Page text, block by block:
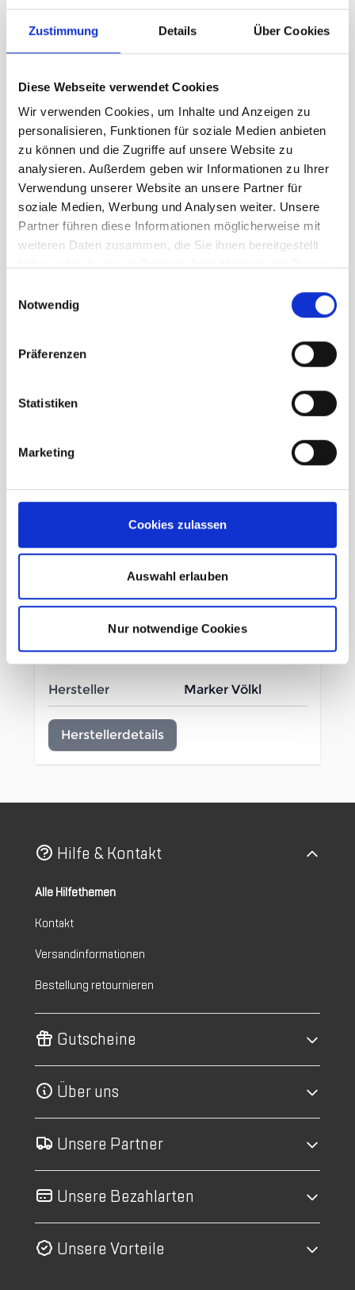
Zustimmung Details Über Cookies
Diese Webseite verwendet Cookies
Wir verwenden Cookies, um Inhalte und Anzeigen zu
personalisieren, Funktionen für soziale Medien anbieten
zu können und die Zugriffe auf unsere Website zu
analysieren. Außerdem geben wir Informationen zu Ihrer
Verwendung unserer Website an unsere Partner für
soziale Medien, Werbung und Analysen weiter. Unsere
Partner führen diese Informationen möglicherweise mit
weiteren Daten zusammen, die Sie ihnen bereitgestellt
Notwendig
Präferenzen
Statistiken
Marketing
Cookies zulassen
Auswahl erlauben
Nur notwendige Cookies
529,00 €
Menge
Beschreibung /Völkl Rise Beyond 96 Damen
Drehfreudigkeit und Geschwindigkeit im
Das neu entwickelte Smart Skinclip
selbst und situationsabhängig zu
Fell auf- und abziehen möchte.
Die Kombination aus leichter Buche und
Pappel ermöglicht einen sehr
Mehr Informationen
Hersteller Marker Völkl
Herstellerdetails
Hilfe & Kontakt
Alle Hilfethemen
Kontakt
Versandinformationen
Bestellung retournieren
Gutscheine
Über uns
Unsere Partner
Unsere Bezahlarten
Unsere Vorteile